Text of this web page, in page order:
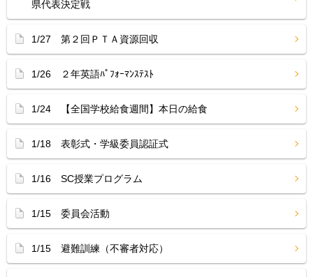
県代表決定戦
1/27 第２回ＰＴＡ資源回収
1/26 ２年英語ﾊﾟﾌｫｰﾏﾝｽﾃｽﾄ
1/24 【全国学校給食週間】本日の給食
1/18 表彰式・学級委員認証式
1/16 SC授業プログラム
1/15 委員会活動
1/15 避難訓練（不審者対応）